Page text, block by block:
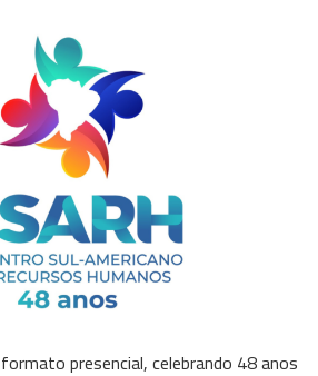
presencial, celebrando 48 anos